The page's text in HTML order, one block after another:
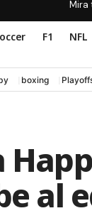
Mira
F1 NFL
boxing
al